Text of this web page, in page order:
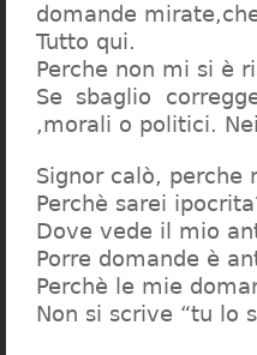
domande
Tutto qui.
Perche non mi si è
Se sbaglio
,morali o politici.
Signor calò, perche
Perchè sarei
Dove vede il mio
Porre domande è
Perchè le mie
Non si scrive “tu lo